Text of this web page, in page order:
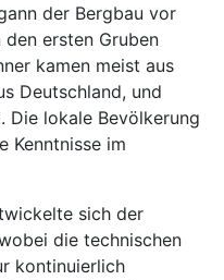
der Bergbau vor
ersten Gruben
kamen meist aus
Deutschland, und
Die lokale Bevölkerung
Kenntnisse im
sich der
die technischen
kontinuierlich